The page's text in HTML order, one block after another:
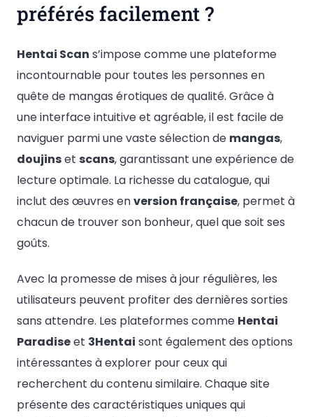
préférés facilement ?
Hentai Scan s’impose comme une plateforme
incontournable pour toutes les personnes en
quête de mangas érotiques de qualité. Grâce à
une interface intuitive et agréable, il est facile de
naviguer parmi une vaste sélection de mangas,
doujinset scans, garantissant une expérience de
lecture optimale. La richesse du catalogue, qui
inclut des œuvres enversion française, permet à
chacun de trouver son bonheur, quel que soit ses
goûts.
Avec la promesse de mises à jour régulières, les
utilisateurs peuvent profiter des dernières sorties
sans attendre. Les plateformes comme Hentai
Paradiseet 3Hentai sont également des options
intéressantes à explorer pour ceux qui
recherchent du contenu similaire. Chaque site
présente des caractéristiques uniques qui